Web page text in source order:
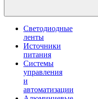
Светодиодные
ленты
Источники
питания
Системы
управления
и
автоматизации